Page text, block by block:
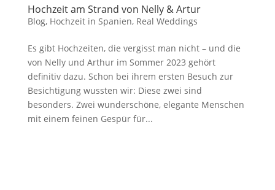
Hochzeit am Strand von Nelly & Artur
Blog, Hochzeit in Spanien, Real Weddings
Es gibt Hochzeiten, die vergisst man nicht – und die
von Nelly und Arthur im Sommer 2023 gehört
definitiv dazu. Schon bei ihrem ersten Besuch zur
Besichtigung wussten wir: Diese zwei sind
besonders. Zwei wunderschöne, elegante Menschen
mit einem feinen Gespür für...